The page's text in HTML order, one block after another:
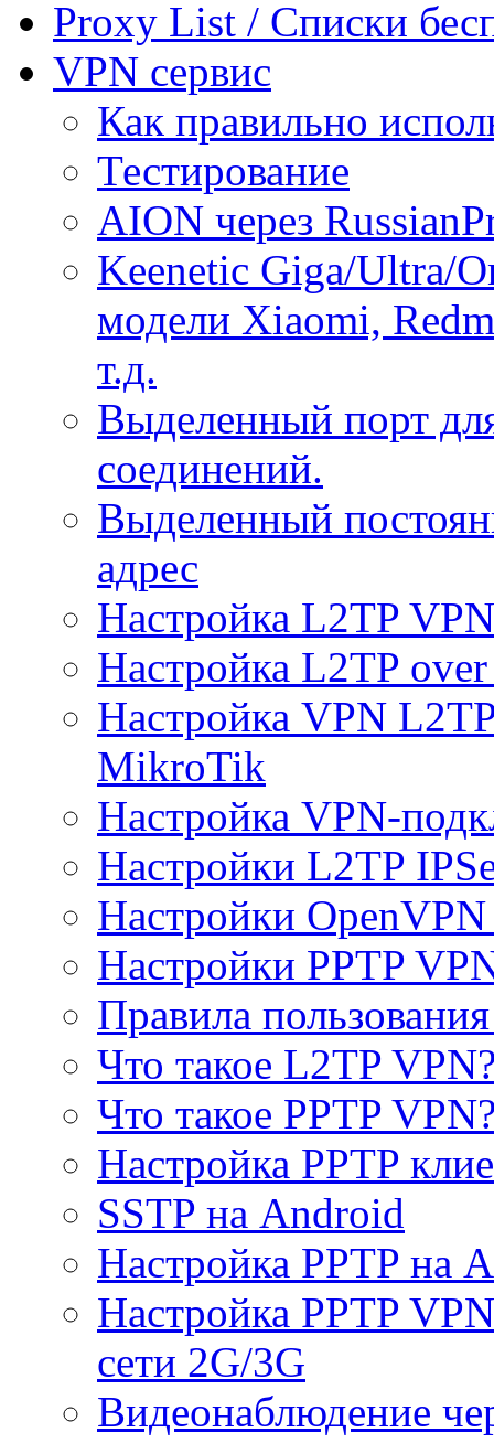
Proxy List / Списки
VPN сервис
Как правильно
Тестирование
AION через
Keenetic Giga/Ultra/
модели Xiaomi,
т.д.
Выделенный порт
соединений.
Выделенный
адрес
Настройка L2TP
Настройка L2TP
Настройка VPN
MikroTik
Настройка VPN-
Настройки L2TP
Настройки
Настройки PPTP
Правила
Что такое L2TP
Что такое PPTP
Настройка PPTP
SSTP на Android
Настройка PPTP на
Настройка PPTP
сети 2G/3G
Видеонаблюдение